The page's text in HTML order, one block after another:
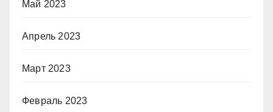
Май 2023
Апрель 2023
Март 2023
Февраль 2023